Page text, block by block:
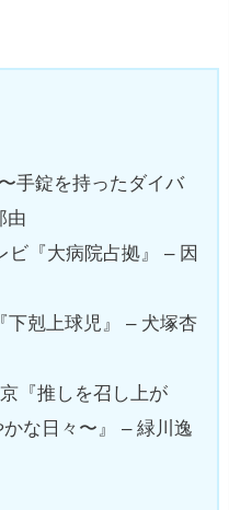
手錠を持ったダイバ
由
ビ『大病院占拠』 – 因
下剋上球児』 – 犬塚杏
『推しを召し上が
な日々〜』 – 緑川逸